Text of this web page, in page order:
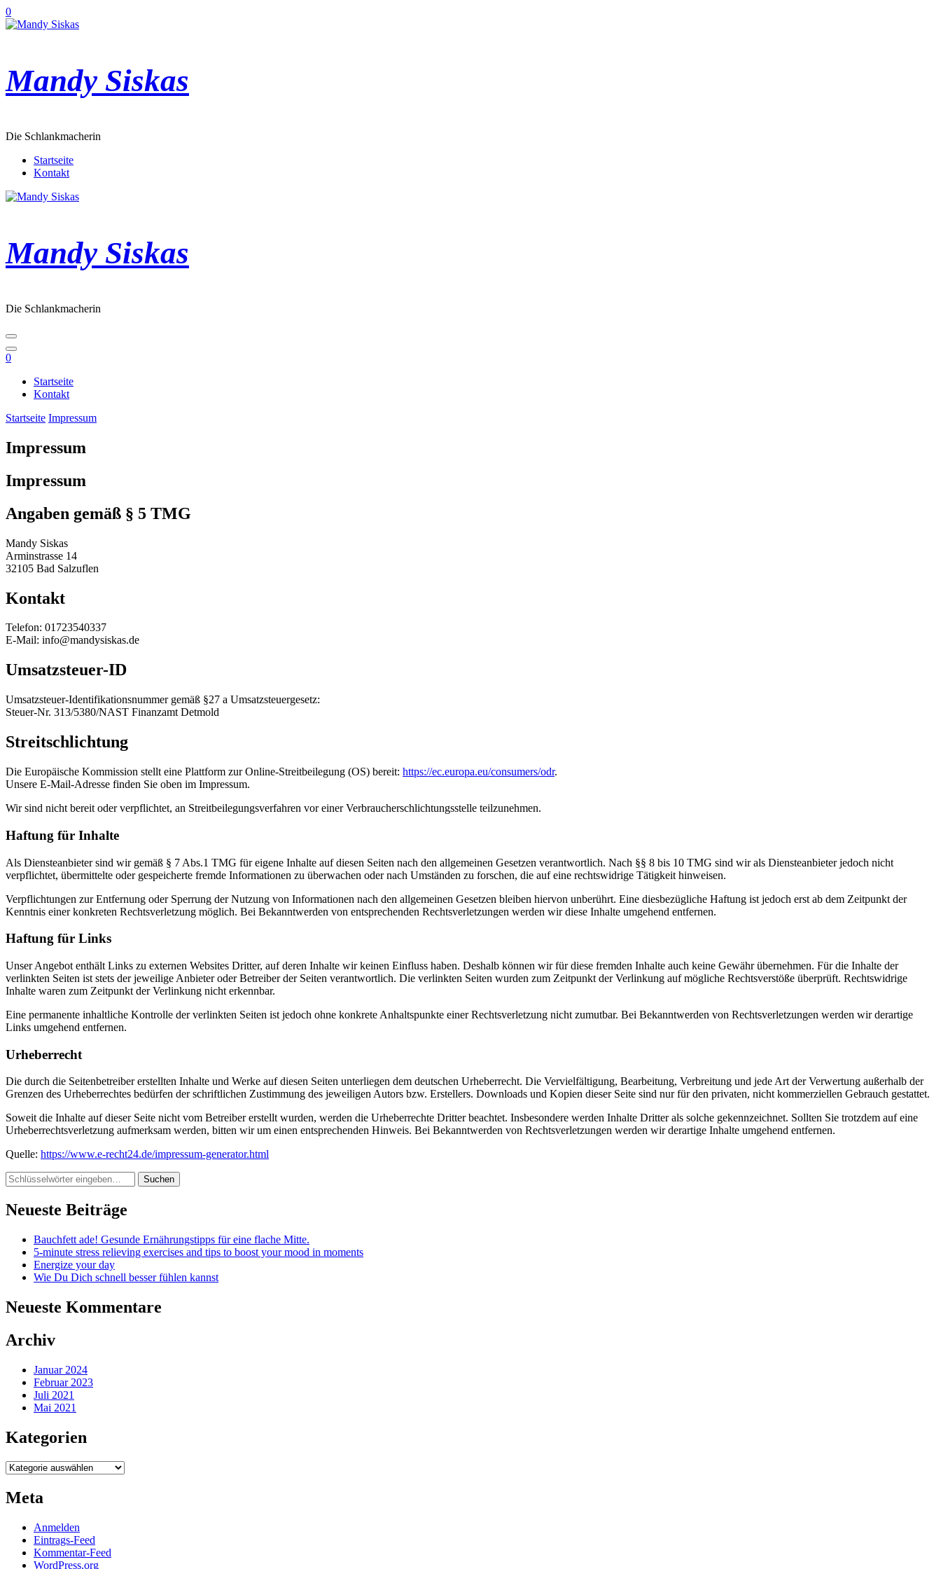
Zum
Inhalt
0
Mandy Siskas
Die Schlankmacherin
Startseite
Kontakt
Mandy Siskas
Die Schlankmacherin
0
Startseite
Kontakt
Startseite Impressum
Impressum
Impressum
Angaben gemäß § 5 TMG
Mandy Siskas
Arminstrasse 14
32105 Bad Salzuflen
Kontakt
Telefon: 01723540337
E-Mail: info@mandysiskas.de
Umsatzsteuer-ID
Umsatzsteuer-Identifikationsnummer gemäß §27 a Umsatzsteuergesetz:
Steuer-Nr. 313/5380/NAST Finanzamt Detmold
Streitschlichtung
Die Europäische Kommission stellt eine Plattform zur Online-Streitbeilegung (OS) bereit: https://ec.europa.eu/consumers/odr.
Unsere E-Mail-Adresse finden Sie oben im Impressum.
Wir sind nicht bereit oder verpflichtet, an Streitbeilegungsverfahren vor einer Verbraucherschlichtungsstelle teilzunehmen.
Haftung für Inhalte
Als Diensteanbieter sind wir gemäß § 7 Abs.1 TMG für eigene Inhalte auf diesen Seiten nach den allgemeinen Gesetzen verantwortlich. Nach §§ 8 bis 10 TMG sind wir als Diensteanbieter jedoch nicht
verpflichtet, übermittelte oder gespeicherte fremde Informationen zu überwachen oder nach Umständen zu forschen, die auf eine rechtswidrige Tätigkeit hinweisen.
Verpflichtungen zur Entfernung oder Sperrung der Nutzung von Informationen nach den allgemeinen Gesetzen bleiben hiervon unberührt. Eine diesbezügliche Haftung ist jedoch erst ab dem Zeitpunkt der
Kenntnis einer konkreten Rechtsverletzung möglich. Bei Bekanntwerden von entsprechenden Rechtsverletzungen werden wir diese Inhalte umgehend entfernen.
Haftung für Links
Unser Angebot enthält Links zu externen Websites Dritter, auf deren Inhalte wir keinen Einfluss haben. Deshalb können wir für diese fremden Inhalte auch keine Gewähr übernehmen. Für die Inhalte der
verlinkten Seiten ist stets der jeweilige Anbieter oder Betreiber der Seiten verantwortlich. Die verlinkten Seiten wurden zum Zeitpunkt der Verlinkung auf mögliche Rechtsverstöße überprüft. Rechtswidrige
Inhalte waren zum Zeitpunkt der Verlinkung nicht erkennbar.
Eine permanente inhaltliche Kontrolle der verlinkten Seiten ist jedoch ohne konkrete Anhaltspunkte einer Rechtsverletzung nicht zumutbar. Bei Bekanntwerden von Rechtsverletzungen werden wir derartige
Links umgehend entfernen.
Urheberrecht
Die durch die Seitenbetreiber erstellten Inhalte und Werke auf diesen Seiten unterliegen dem deutschen Urheberrecht. Die Vervielfältigung, Bearbeitung, Verbreitung und jede Art der Verwertung außerhalb der
Grenzen des Urheberrechtes bedürfen der schriftlichen Zustimmung des jeweiligen Autors bzw. Erstellers. Downloads und Kopien dieser Seite sind nur für den privaten, nicht kommerziellen Gebrauch gestattet.
Soweit die Inhalte auf dieser Seite nicht vom Betreiber erstellt wurden, werden die Urheberrechte Dritter beachtet. Insbesondere werden Inhalte Dritter als solche gekennzeichnet. Sollten Sie trotzdem auf eine
Urheberrechtsverletzung aufmerksam werden, bitten wir um einen entsprechenden Hinweis. Bei Bekanntwerden von Rechtsverletzungen werden wir derartige Inhalte umgehend entfernen.
Quelle: https://www.e-recht24.de/impressum-generator.html
Suchst
du
nach
etwas?
Neueste Beiträge
Bauchfett ade! Gesunde Ernährungstipps für eine flache Mitte.
5-minute stress relieving exercises and tips to boost your mood in moments
Energize your day
Wie Du Dich schnell besser fühlen kannst
Neueste Kommentare
Archiv
Januar 2024
Februar 2023
Juli 2021
Mai 2021
Kategorien
Kategorien
Meta
Anmelden
Eintrags-Feed
Kommentar-Feed
WordPress.org